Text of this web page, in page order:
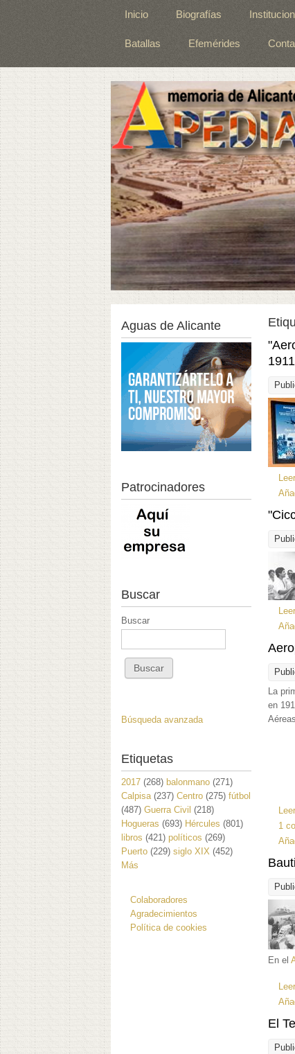
Inicio Biografías
Batallas Efemérides
La
en
1
En el
El
Aguas de Alicante
Patrocinadores
Buscar
Buscar
Búsqueda avanzada
Etiquetas
2017 (268) balonmano (271)
Calpisa (237) Centro (275) fútbol
(487) Guerra Civil (218)
Hogueras (693) Hércules (801)
libros (421) políticos (269)
Puerto (229) siglo XIX (452)
Más
Colaboradores
Agradecimientos
Política de cookies